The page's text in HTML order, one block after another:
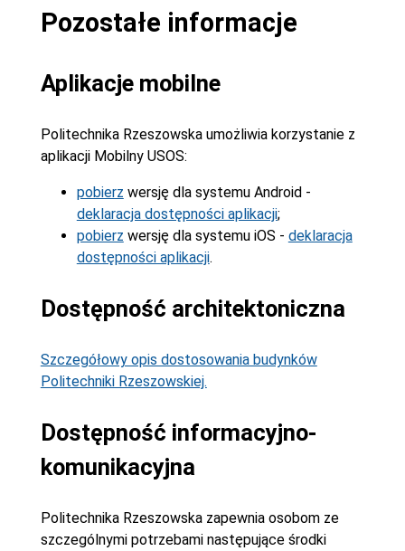
Pozostałe informacje
Aplikacje mobilne
Politechnika Rzeszowska umożliwia korzystanie z
aplikacji Mobilny USOS:
pobierz wersję dla systemu Android -
deklaracja dostępności aplikacji;
pobierz wersję dla systemu iOS - deklaracja
dostępności aplikacji.
Dostępność architektoniczna
Szczegółowy opis dostosowania budynków
Politechniki Rzeszowskiej.
Dostępność informacyjno-
komunikacyjna
Politechnika Rzeszowska zapewnia osobom ze
szczególnymi potrzebami następujące środki